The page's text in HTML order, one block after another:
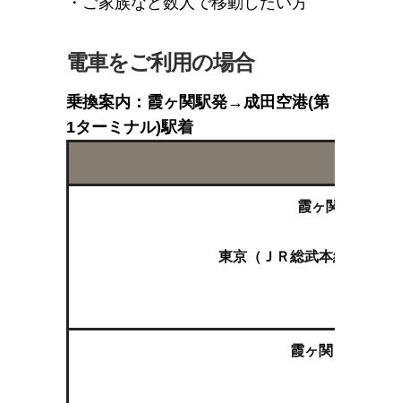
電車をご利用の場合
乗換案内：霞ヶ関駅発→成田空港(第
1ターミナル)駅着
霞ヶ関（東京
東京（ＪＲ総武本線快速 成
霞ヶ関（東京メ